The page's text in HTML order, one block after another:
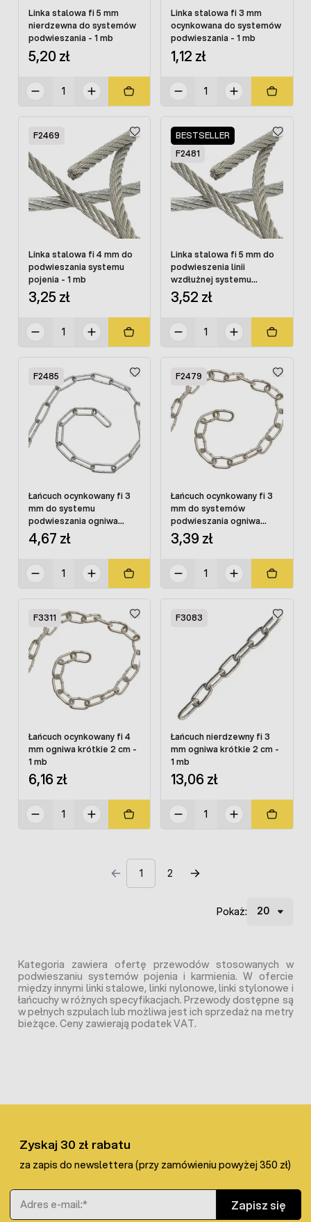
Linka stalowa fi 5 mm
nierdzewna do systemów
podwieszania - 1 mb
5,20 zł
Linka stalowa fi 3 mm
ocynkowana do systemów
podwieszania - 1 mb
1,12 zł
F2469
Linka stalowa fi 4 mm do
podwieszania systemu
pojenia - 1 mb
3,25 zł
BESTSELLER
F2481
Linka stalowa fi 5 mm do
podwieszenia linii
wzdłużnej systemu
karmienia - 1 mb
3,52 zł
F2485
Łańcuch ocynkowany fi 3
mm do systemu
podwieszania ogniwa
długie 3 cm - 1 mb
4,67 zł
F2479
Łańcuch ocynkowany fi 3
mm do systemów
podwieszania ogniwa
krótkie 2 cm - 1 mb
3,39 zł
F3311
Łańcuch ocynkowany fi 4
mm ogniwa krótkie 2 cm -
1 mb
6,16 zł
F3083
Łańcuch nierdzewny fi 3
mm ogniwa krótkie 2 cm -
1 mb
13,06 zł
1 2
Pokaż:
Kategoria zawiera ofertę przewodów stosowanych w
podwieszaniu systemów pojenia i karmienia. W ofercie
między innymi linki stalowe, linki nylonowe, linki stylonowe i
łańcuchy w różnych specyfikacjach. Przewody dostępne są
w pełnych szpulach lub możliwa jest ich sprzedaż na metry
bieżące. Ceny zawierają podatek VAT.
Zyskaj 30 zł rabatu
za zapis do newslettera (przy zamówieniu powyżej 350 zł)
Adres e-mail
Zapisz się